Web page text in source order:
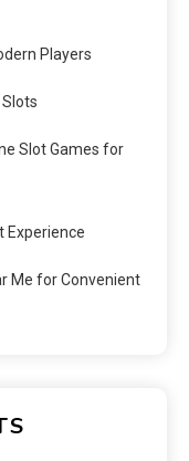
Players
Slot Games for
Experience
Me for Convenient